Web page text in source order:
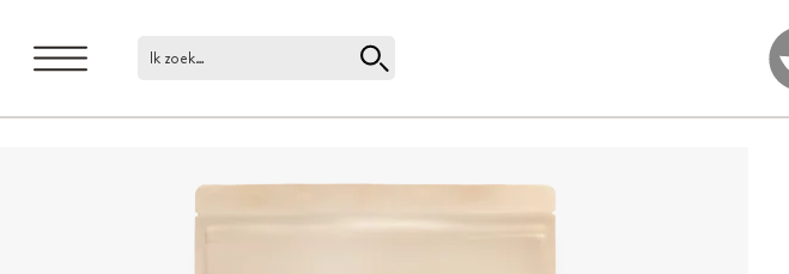
Ik zoek…